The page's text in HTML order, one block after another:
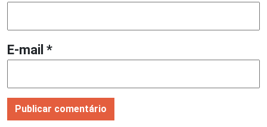
E-mail *